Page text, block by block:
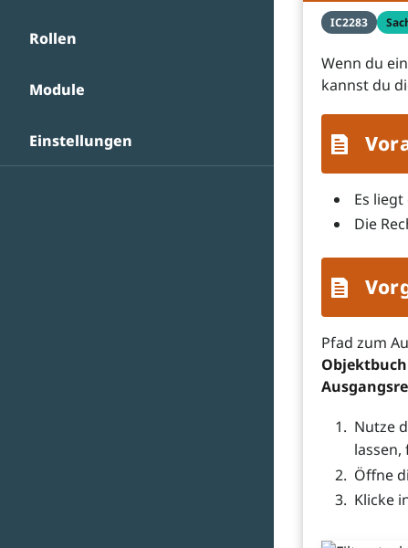
Rollen
Module
Einstellungen
IC2283
Wenn du
kannst du
Es
Die
Pfad zum
Nutze
Öffne
Klicke